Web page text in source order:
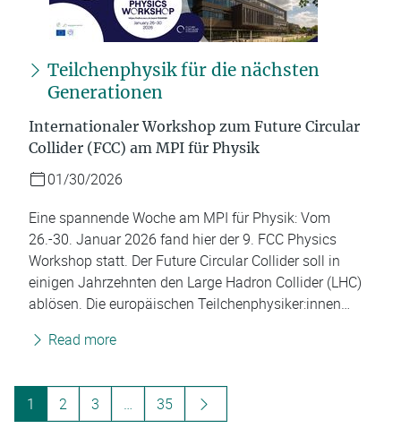
Teilchenphysik für die nächsten
Generationen
Internationaler Workshop zum Future Circular
Collider (FCC) am MPI für Physik
01/30/2026
Eine spannende Woche am MPI für Physik: Vom
26.-30. Januar 2026 fand hier der 9. FCC Physics
Workshop statt. Der Future Circular Collider soll in
einigen Jahrzehnten den Large Hadron Collider (LHC)
ablösen. Die europäischen Teilchenphysiker:innen…
Read more
1 2 3 … 35